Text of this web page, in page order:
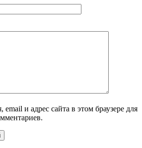
и адрес сайта в этом браузере для